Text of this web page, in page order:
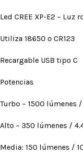
Led CREE XP-E2 – Luz
Utiliza 18650 o CR123
Recargable USB tipo C
Potencias
Turbo – 1500 lúmenes /
Alto – 350 lúmenes /
Media: 150 lúmenes /